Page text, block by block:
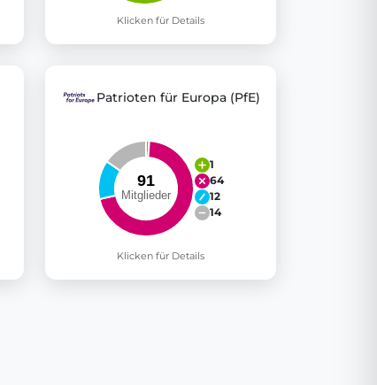
Klicken für Details
Patrioten für Europa (PfE)
1
64
12
14
Klicken für Details